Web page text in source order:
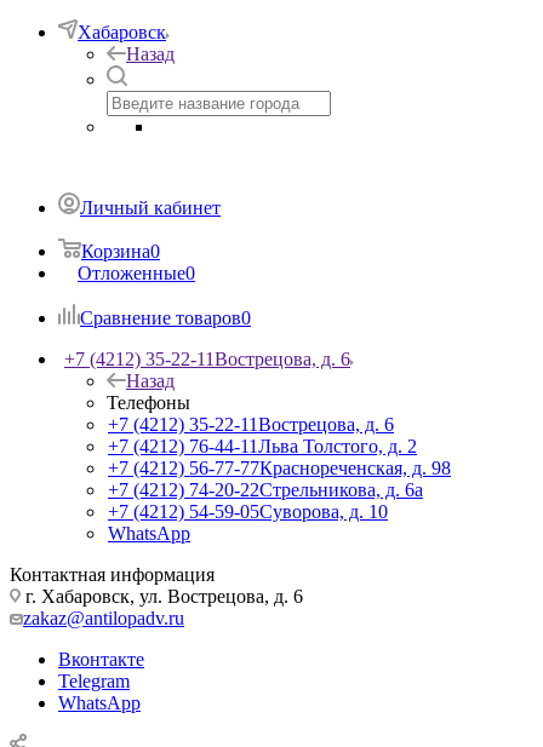
Хабаровск
Назад
Личный кабинет
Корзина0
Отложенные0
Сравнение товаров0
+7 (4212) 35-22-11Вострецова, д. 6
Назад
Телефоны
+7 (4212) 35-22-11Вострецова, д. 6
+7 (4212) 76-44-11Льва Толстого, д. 2
+7 (4212) 56-77-77Краснореченская, д. 98
+7 (4212) 74-20-22Стрельникова, д. 6а
+7 (4212) 54-59-05Суворова, д. 10
WhatsApp
Контактная информация
г. Хабаровск, ул. Вострецова, д. 6
zakaz@antilopadv.ru
Вконтакте
Telegram
WhatsApp